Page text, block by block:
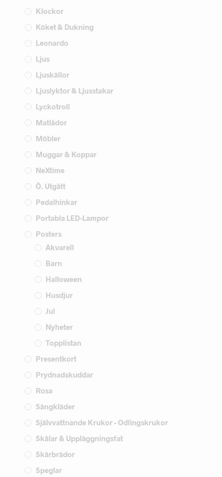
Klockor
Köket & Dukning
Leonardo
Ljus
Ljuskällor
Ljuslyktor & Ljusstakar
Lyckotroll
Matlådor
Möbler
Muggar & Koppar
NeXtime
Ö. Utgått
Pedalhinkar
Portabla LED-Lampor
Posters
Akvarell
Barn
Halloween
Husdjur
Jul
Nyheter
Topplistan
Presentkort
Prydnadskuddar
Rosa
Sängkläder
Självvattnande Krukor - Odlingskrukor
Skålar & Uppläggningsfat
Skärbrädor
Speglar